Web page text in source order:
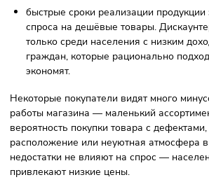
Такие магазины популярны, поэтому
перспективная идея для бизнеса в
формата торговли:
низкие выплаты по зарплатам.
предъявляют высоких
стараются набирать минимальное
сотрудников;
минимизированы расходы на
оборудование залов,